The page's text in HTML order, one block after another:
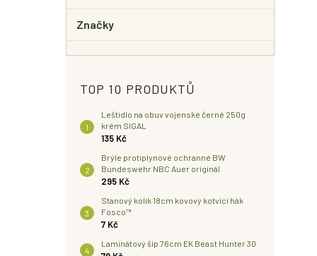
Značky
TOP 10 PRODUKTŮ
Leštidlo na obuv vojenské černé 250g
krém SIGAL
135 Kč
Brýle protiplynové ochranné BW
Bundeswehr NBC Auer originál
295 Kč
Stanový kolík 18cm kovový kotvící hák
Fosco™
7 Kč
Laminátový šíp 76cm EK Beast Hunter 30